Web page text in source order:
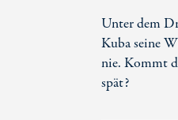
Unter dem
Kuba seine
nie. Kommt
spät?